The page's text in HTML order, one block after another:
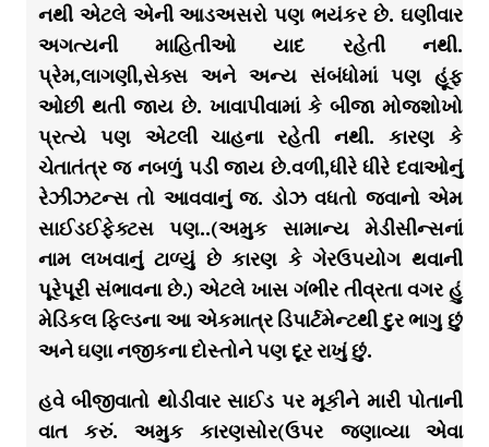
નથી એટલે એની આડઅસરો પણ ભયંકર છે. ઘણીવાર
અગત્યની માહિતીઓ યાદ રહેતી નથી.
પ્રેમ,લાગણી,સેક્સ અને અન્ય સંબંધોમાં પણ હૂંફ
ઓછી થતી જાય છે. ખાવાપીવામાં કે બીજા મોજશોખો
પ્રત્યે પણ એટલી ચાહના રહેતી નથી. કારણ કે
ચેતાતંત્ર જ નબળું પડી જાય છે.વળી,ધીરે ધીરે દવાઓનું
રેઝીઝટન્સ તો આવવાનું જ. ડોઝ વધતો જવાનો એમ
સાઈડઈફેક્ટસ પણ..(અમુક સામાન્ય મેડીસીન્સનાં
નામ લખવાનું ટાળ્યું છે કારણ કે ગેરઉપયોગ થવાની
પૂરેપૂરી સંભાવના છે.) એટલે ખાસ ગંભીર તીવ્રતા વગર હું
મેડિકલ ફિલ્ડના આ એકમાત્ર ડિપાર્ટમેન્ટથી દુર ભાગુ છું
અને ઘણા નજીકના દોસ્તોને પણ દૂર રાખું છું.
હવે બીજીવાતો થોડીવાર સાઈડ પર મૂકીને મારી પોતાની
વાત કરું. અમુક કારણસોર(ઉપર જણાવ્યા એવા